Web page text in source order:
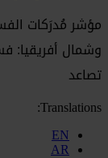
وشمال أفريقيا:
تصاعد
Translations:
EN
AR